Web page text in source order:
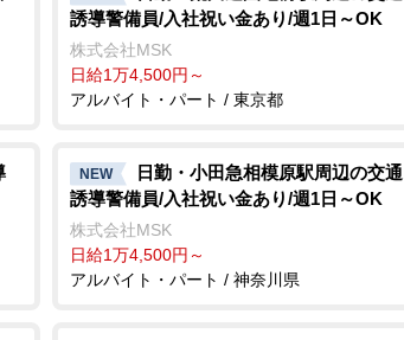
誘導警備員/入社祝い金あり/週1日～OK
株式会社MSK
日給1万4,500円～
アルバイト・パート / 東京都
NEW
日勤・小田急相模原駅周辺の交通
誘導警備員/入社祝い金あり/週1日～OK
株式会社MSK
日給1万4,500円～
アルバイト・パート / 神奈川県